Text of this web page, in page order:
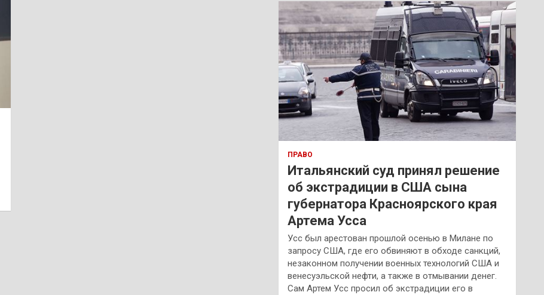
к
ПРАВО
Итальянский суд принял решение
об экстрадиции в США сына
губернатора Красноярского края
Артема Усса
Усс был арестован прошлой осенью в Милане по
запросу США, где его обвиняют в обходе санкций,
незаконном получении военных технологий США и
венесуэльской нефти, а также в отмывании денег.
Сам Артем Усс просил об экстрадиции его в